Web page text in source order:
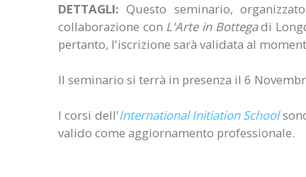
DETTAGLI: Questo seminario,
collaborazione con L'Arte in Bottegadi
pertanto, l'iscrizione sarà validata al
Il seminario si terrà in presenza il 6
I corsi dell'International Initiation School
valido come aggiornamento professionale.